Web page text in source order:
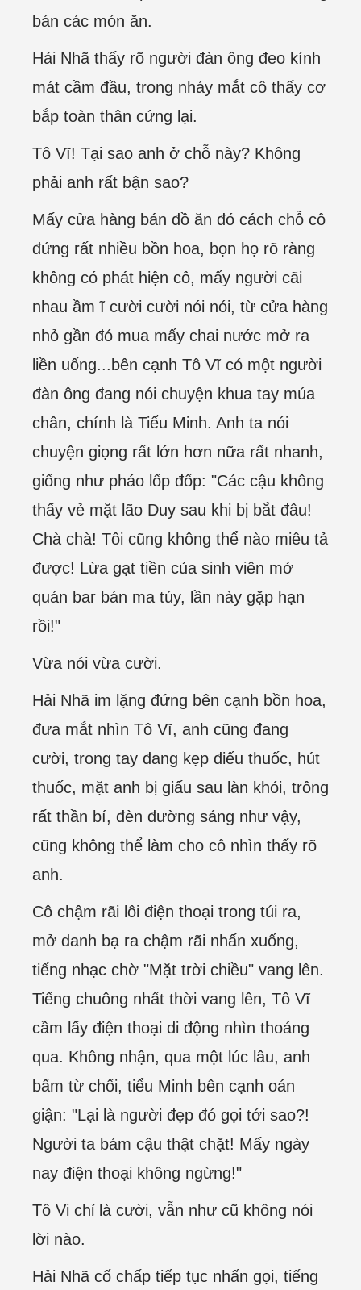
bán các món ăn.
Hải Nhã thấy rõ người đàn ông đeo kính
mát cầm đầu, trong nháy mắt cô thấy cơ
bắp toàn thân cứng lại.
Tô Vĩ! Tại sao anh ở chỗ này? Không
phải anh rất bận sao?
Mấy cửa hàng bán đồ ăn đó cách chỗ cô
đứng rất nhiều bồn hoa, bọn họ rõ ràng
không có phát hiện cô, mấy người cãi
nhau ầm ĩ cười cười nói nói, từ cửa hàng
nhỏ gần đó mua mấy chai nước mở ra
liền uống...bên cạnh Tô Vĩ có một người
đàn ông đang nói chuyện khua tay múa
chân, chính là Tiểu Minh. Anh ta nói
chuyện giọng rất lớn hơn nữa rất nhanh,
giống như pháo lốp đốp: "Các cậu không
thấy vẻ mặt lão Duy sau khi bị bắt đâu!
Chà chà! Tôi cũng không thể nào miêu tả
được! Lừa gạt tiền của sinh viên mở
quán bar bán ma túy, lần này gặp hạn
rồi!"
Vừa nói vừa cười.
Hải Nhã im lặng đứng bên cạnh bồn hoa,
đưa mắt nhìn Tô Vĩ, anh cũng đang
cười, trong tay đang kẹp điếu thuốc, hút
thuốc, mặt anh bị giấu sau làn khói, trông
rất thần bí, đèn đường sáng như vậy,
cũng không thể làm cho cô nhìn thấy rõ
anh.
Cô chậm rãi lôi điện thoại trong túi ra,
mở danh bạ ra chậm rãi nhấn xuống,
tiếng nhạc chờ "Mặt trời chiều" vang lên.
Tiếng chuông nhất thời vang lên, Tô Vĩ
cầm lấy điện thoại di động nhìn thoáng
qua. Không nhận, qua một lúc lâu, anh
bấm từ chối, tiểu Minh bên cạnh oán
giận: "Lại là người đẹp đó gọi tới sao?!
Người ta bám cậu thật chặt! Mấy ngày
nay điện thoại không ngừng!"
Tô Vi chỉ là cười, vẫn như cũ không nói
lời nào.
Hải Nhã cố chấp tiếp tục nhấn gọi, tiếng